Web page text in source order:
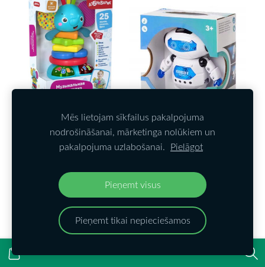
Mūzikas piramīda
Zilonis
€24,99 €17,99
IELIKT GROZĀ
Rotaļu robots Dance
Robot 360
€19,99 €7,99
IELIKT GROZĀ
Mēs lietojam sīkfailus pakalpojuma
nodrošināšanai, mārketinga nolūkiem un
pakalpojuma uzlabošanai. Pielāgot
Pieņemt visus
Pieņemt tikai nepieciešamos